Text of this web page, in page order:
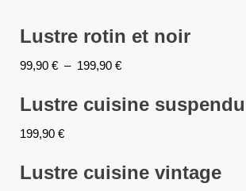
Lustre rotin et noir
99,90 € – 199,90 €
Lustre cuisine suspendu
199,90 €
Lustre cuisine vintage